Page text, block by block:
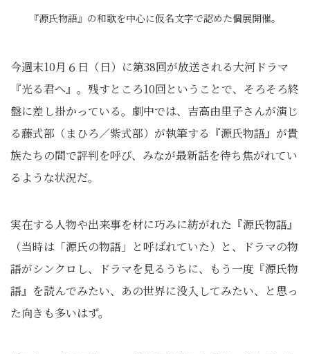
『源氏物語』の和歌を中心に仮名文字で認めた個展開催。
今週末10月６日（日）に第38回が放送される大河ドラマ
『光る君へ』。残すところ10回ということで、そろそろ終
盤に差し掛かっている。劇中では、吉高由里子さんが演じ
る藤式部（まひろ／紫式部）が執筆する『源氏物語』が貴
族たちの間で評判を呼び、みなが最新話を待ち焦がれてい
るような状況だ。
実在する人物や出来事を材に巧みに紡がれた『源氏物語』
（当時は「源氏の物語」と呼ばれていた）と、ドラマの物
語がシンクロし、ドラマを見るうちに、もう一度『源氏物
語』を読んでみたい、あの世界に没入してみたい、と思っ
た向きも多いはず。